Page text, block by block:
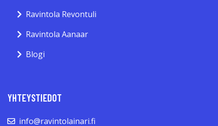
Ravintola Revontuli
Ravintola Aanaar
Blogi
YHTEYSTIEDOT
info@ravintolainari.fi